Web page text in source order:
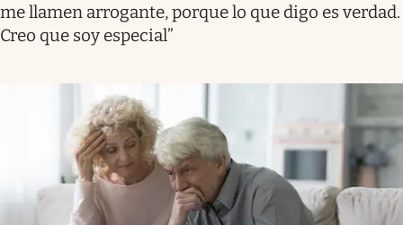
me llamen arrogante, porque lo que digo es verdad.
Creo que soy especial”